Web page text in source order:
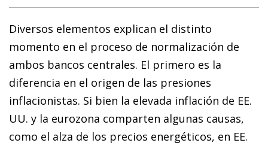
Diversos elementos explican el distinto
momento en el proceso de normalización de
ambos bancos centrales. El primero es la
diferencia en el origen de las presiones
inflacionistas. Si bien la elevada inflación de EE.
UU. y la eurozona comparten algunas causas,
como el alza de los precios energéticos, en EE.